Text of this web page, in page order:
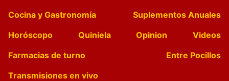
Cocina y Gastronomía
Suplementos Anuales
Horóscopo
Quiniela Opinion
Videos
Farmacias de turno
Entre Pocillos
Transmisiones en vivo